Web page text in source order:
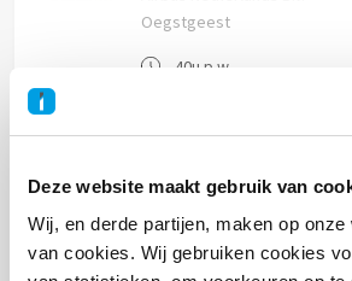
Deze website maakt gebruik van
Wij, en derde partijen, maken op
van cookies. Wij gebruiken cookies
Oegstgeest
40u p.w.
Innovatie Consultant
Alliander
Arnhem Bellevue